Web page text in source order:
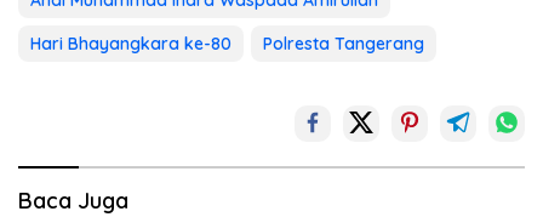
Hari Bhayangkara ke-80
Polresta Tangerang
Baca Juga